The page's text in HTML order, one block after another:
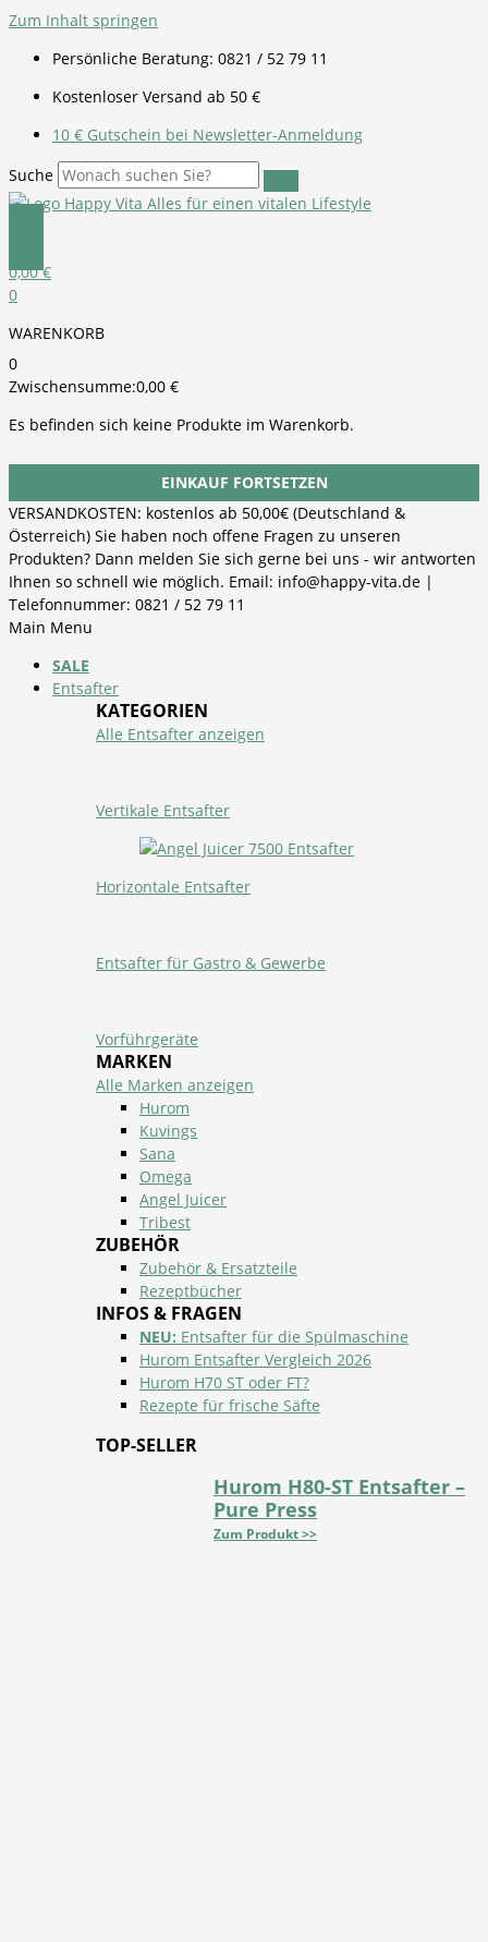
Zum Inhalt springen
Persönliche Beratung: 0821 / 52 79 11
Kostenloser Versand ab 50 €
10 € Gutschein bei Newsletter-Anmeldung
Suche
0,00€
0
WARENKORB
0
Zwischensumme:0,00 €
Es befinden sich keine Produkte im Warenkorb.
EINKAUF FORTSETZEN
VERSANDKOSTEN: kostenlos ab 50,00€ (Deutschland &
Österreich) Sie haben noch offene Fragen zu unseren
Produkten? Dann melden Sie sich gerne bei uns - wir antworten
Ihnen so schnell wie möglich. Email: info@happy-vita.de |
Telefonnummer: 0821 / 52 79 11
Main Menu
SALE
Entsafter
KATEGORIEN
Alle Entsafter anzeigen
Vertikale Entsafter
Horizontale Entsafter
Entsafter für Gastro & Gewerbe
Vorführgeräte
MARKEN
Alle Marken anzeigen
Hurom
Kuvings
Sana
Omega
Angel Juicer
Tribest
ZUBEHÖR
Zubehör & Ersatzteile
Rezeptbücher
INFOS & FRAGEN
NEU: Entsafter für die Spülmaschine
Hurom Entsafter Vergleich 2026
Hurom H70 ST oder FT?
Rezepte für frische Säfte
TOP-SELLER
Hurom H80-ST Entsafter –
Pure Press
Zum Produkt >>